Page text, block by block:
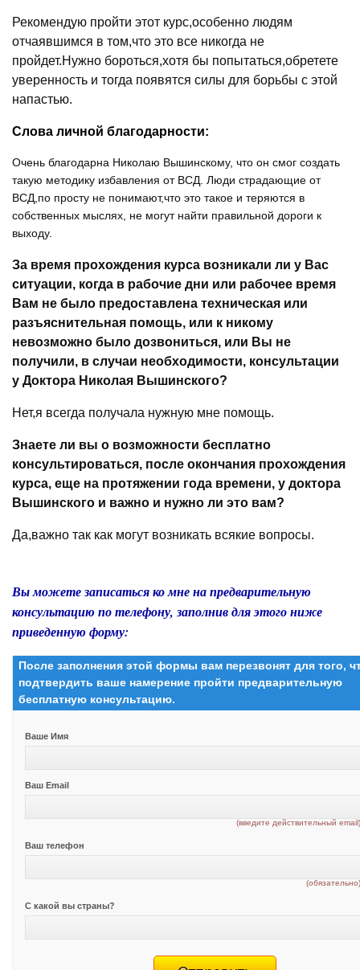
Рекомендую пройти этот курс,особенно людям
отчаявшимся в том,что это все никогда не
пройдет.Нужно бороться,хотя бы попытаться,обретете
уверенность и тогда появятся силы для борьбы с этой
напастью.
Слова личной благодарности:
Очень благодарна Николаю Вышинскому, что он смог создать
такую методику избавления от ВСД. Люди страдающие от
ВСД,по просту не понимают,что это такое и теряются в
собственных мыслях, не могут найти правильной дороги к
выходу.
За время прохождения курса возникали ли у Вас
ситуации, когда в рабочие дни или рабочее время
Вам не было предоставлена техническая или
разъяснительная помощь, или к никому
невозможно было дозвониться, или Вы не
получили, в случаи необходимости, консультации
у Доктора Николая Вышинского?
Нет,я всегда получала нужную мне помощь.
Знаете ли вы о возможности бесплатно
консультироваться, после окончания прохождения
курса, еще на протяжении года времени, у доктора
Вышинского и важно и нужно ли это вам?
Да,важно так как могут возникать всякие вопросы.
Вы можете записаться ко мне на предварительную
консультацию по телефону, заполнив для этого ниже
приведенную форму:
После заполнения этой формы вам перезвонят для того,
подтвердить ваше намерение пройти предварительную
бесплатную консультацию.
Ваше Имя
Ваш Email
(введите действительный
Ваш телефон
С какой вы страны?